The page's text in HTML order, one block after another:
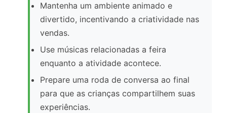
Mantenha um ambiente animado e
divertido, incentivando a criatividade nas
vendas.
Use músicas relacionadas a feira
enquanto a atividade acontece.
Prepare uma roda de conversa ao final
para que as crianças compartilhem suas
experiências.